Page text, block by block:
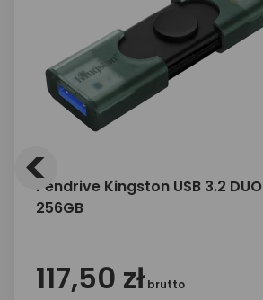
Pendrive Kingston USB 3.2 DUO
256GB
117,50 zł brutto
<